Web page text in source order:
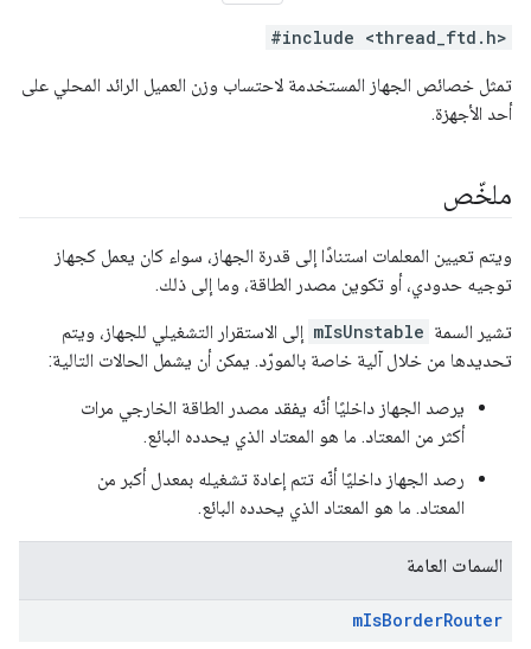
#include <thread_ftd.h>
تمثل خصائص الجهاز المستخدمة لاحتساب وزن العميل الرائد المحلي على
أحد الأجهزة.
ملخّص
ويتم تعيين المعلمات استنادًا إلى قدرة الجهاز، سواء كان يعمل كجهاز
توجيه حدودي، أو تكوين مصدر الطاقة، وما إلى ذلك.
تشير السمة mIsUnstable إلى الاستقرار التشغيلي للجهاز، ويتم
تحديدها من خلال آلية خاصة بالمورّد. يمكن أن يشمل الحالات التالية:
يرصد الجهاز داخليًا أنّه يفقد مصدر الطاقة الخارجي مرات
أكثر من المعتاد. ما هو المعتاد الذي يحدده البائع.
رصد الجهاز داخليًا أنّه تتم إعادة تشغيله بمعدل أكبر من
المعتاد. ما هو المعتاد الذي يحدده البائع.
السمات العامة
mIsBorderRouter